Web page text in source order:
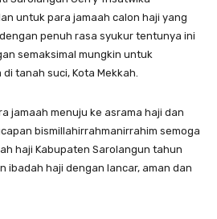
untuk para jamaah calon haji yang
penuh rasa syukur tentunya ini
semaksimal mungkin untuk
tanah suci, Kota Mekkah.
jamaah menuju ke asrama haji dan
bismillahirrahmanirrahim semoga
haji Kabupaten Sarolangun tahun
ibadah haji dengan lancar, aman dan